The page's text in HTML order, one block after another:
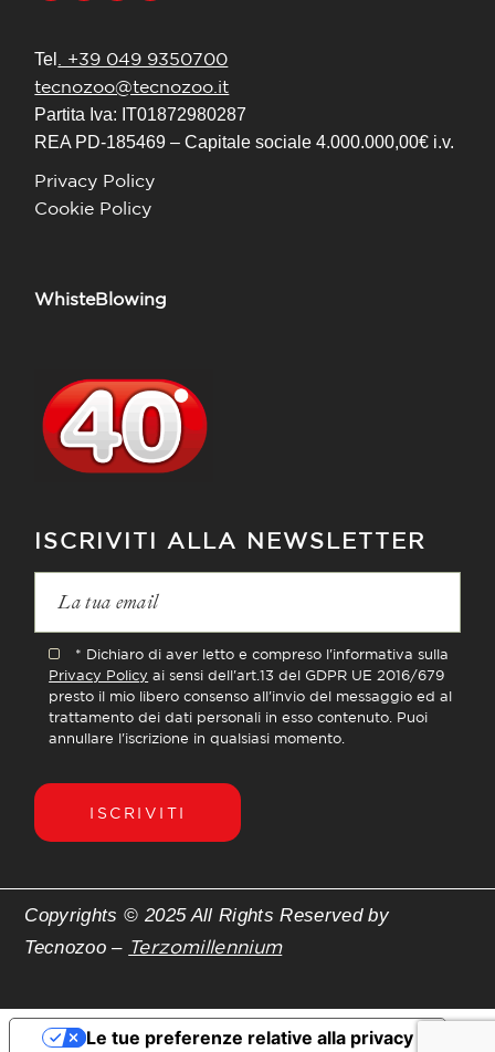
Tel
. +39 049 9350700
tecnozoo@tecnozoo.it
Partita Iva: IT01872980287
REA PD-185469 – Capitale sociale 4.000.000,00€ i.v.
Privacy Policy
Cookie Policy
WhisteBlowing
ISCRIVITI ALLA NEWSLETTER
* Dichiaro di aver letto e compreso l'informativa sulla
Privacy Policy ai sensi dell'art.13 del GDPR UE 2016/679
presto il mio libero consenso all'invio del messaggio ed al
trattamento dei dati personali in esso contenuto. Puoi
annullare l'iscrizione in qualsiasi momento.
ISCRIVITI
Copyrights © 2025 All Rights Reserved by
Tecnozoo – Terzomillennium
Le tue preferenze relative alla privacy